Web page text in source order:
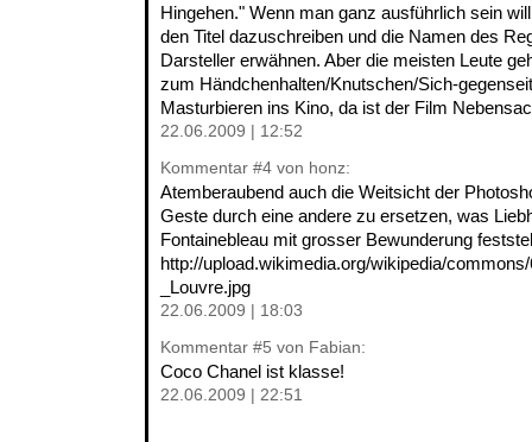
Hingehen." Wenn man ganz ausführlich sein
den Titel dazuschreiben und die Namen des
Darsteller erwähnen. Aber die meisten Leute
zum Händchenhalten/Knutschen/Sich-
Masturbieren ins Kino, da ist der Film
22.06.2009 | 12:52
Kommentar #4von honz:
Atemberaubend auch die Weitsicht der
Geste durch eine andere zu ersetzen, was
Fontainebleau mit grosser Bewunderung
http://upload.wikimedia.org/wikipedia/
_Louvre.jpg
22.06.2009 | 18:03
Kommentar #5 von Fabian:
Coco Chanel ist klasse!
22.06.2009 | 22:51